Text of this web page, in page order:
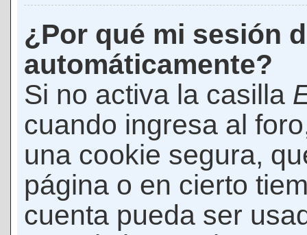
¿Por qué mi sesión
automáticamente?
Si no activa la casilla
cuando ingresa al
una cookie segura,
página o en cierto
cuenta pueda ser